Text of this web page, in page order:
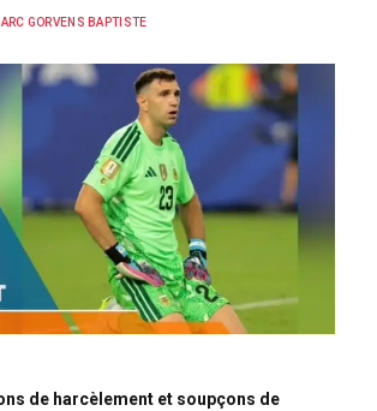
GORVENS BAPTISTE
de harcèlement et soupçons de